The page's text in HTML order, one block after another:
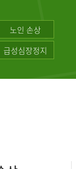
노인 손상
급성심장정지